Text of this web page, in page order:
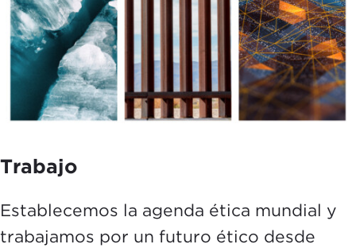
Trabajo
Establecemos la agenda ética mundial y
trabajamos por un futuro ético desde